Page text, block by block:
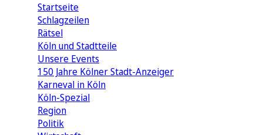
Startseite
Schlagzeilen
Rätsel
Köln und Stadtteile
Unsere Events
150 Jahre Kölner Stadt-Anzeiger
Karneval in Köln
Köln-Spezial
Region
Politik